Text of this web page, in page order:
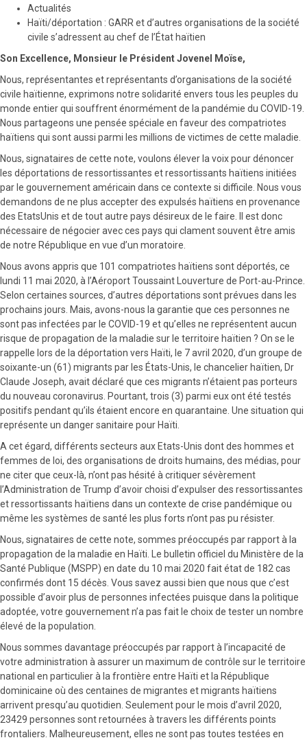
Actualités
Haïti/déportation : GARR et d’autres organisations de la société
civile s’adressent au chef de l’État haïtien
Son Excellence, Monsieur le Président Jovenel Moïse,
Nous, représentantes et représentants d’organisations de la société
civile haïtienne, exprimons notre solidarité envers tous les peuples du
monde entier qui souffrent énormément de la pandémie du COVID-19.
Nous partageons une pensée spéciale en faveur des compatriotes
haïtiens qui sont aussi parmi les millions de victimes de cette maladie.
Nous, signataires de cette note, voulons élever la voix pour dénoncer
les déportations de ressortissantes et ressortissants haïtiens initiées
par le gouvernement américain dans ce contexte si difficile. Nous vous
demandons de ne plus accepter des expulsés haïtiens en provenance
des EtatsUnis et de tout autre pays désireux de le faire. Il est donc
nécessaire de négocier avec ces pays qui clament souvent être amis
de notre République en vue d’un moratoire.
Nous avons appris que 101 compatriotes haïtiens sont déportés, ce
lundi 11 mai 2020, à l’Aéroport Toussaint Louverture de Port-au-Prince.
Selon certaines sources, d’autres déportations sont prévues dans les
prochains jours. Mais, avons-nous la garantie que ces personnes ne
sont pas infectées par le COVID-19 et qu’elles ne représentent aucun
risque de propagation de la maladie sur le territoire haïtien ? On se le
rappelle lors de la déportation vers Haïti, le 7 avril 2020, d’un groupe de
soixante-un (61) migrants par les États-Unis, le chancelier haïtien, Dr
Claude Joseph, avait déclaré que ces migrants n’étaient pas porteurs
du nouveau coronavirus. Pourtant, trois (3) parmi eux ont été testés
positifs pendant qu’ils étaient encore en quarantaine. Une situation qui
représente un danger sanitaire pour Haïti.
A cet égard, différents secteurs aux Etats-Unis dont des hommes et
femmes de loi, des organisations de droits humains, des médias, pour
ne citer que ceux-là, n’ont pas hésité à critiquer sévèrement
l’Administration de Trump d’avoir choisi d’expulser des ressortissantes
et ressortissants haïtiens dans un contexte de crise pandémique ou
même les systèmes de santé les plus forts n’ont pas pu résister.
Nous, signataires de cette note, sommes préoccupés par rapport à la
propagation de la maladie en Haïti. Le bulletin officiel du Ministère de la
Santé Publique (MSPP) en date du 10 mai 2020 fait état de 182 cas
confirmés dont 15 décès. Vous savez aussi bien que nous que c’est
possible d’avoir plus de personnes infectées puisque dans la politique
adoptée, votre gouvernement n’a pas fait le choix de tester un nombre
élevé de la population.
Nous sommes davantage préoccupés par rapport à l’incapacité de
votre administration à assurer un maximum de contrôle sur le territoire
national en particulier à la frontière entre Haïti et la République
dominicaine où des centaines de migrantes et migrants haïtiens
arrivent presqu’au quotidien. Seulement pour le mois d’avril 2020,
23429 personnes sont retournées à travers les différents points
frontaliers. Malheureusement, elles ne sont pas toutes testées en